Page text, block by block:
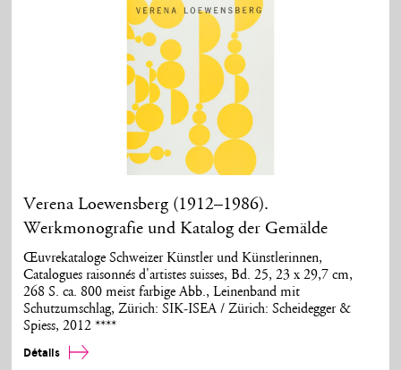
Verena Loewensberg (1912–1986).
Werkmonografie und Katalog der Gemälde
Œuvrekataloge Schweizer Künstler und Künstlerinnen,
Catalogues raisonnés d'artistes suisses, Bd. 25, 23 x 29,7 cm,
268 S. ca. 800 meist farbige Abb., Leinenband mit
Schutzumschlag, Zürich: SIK-ISEA / Zürich: Scheidegger &
Spiess, 2012 ****
Détails